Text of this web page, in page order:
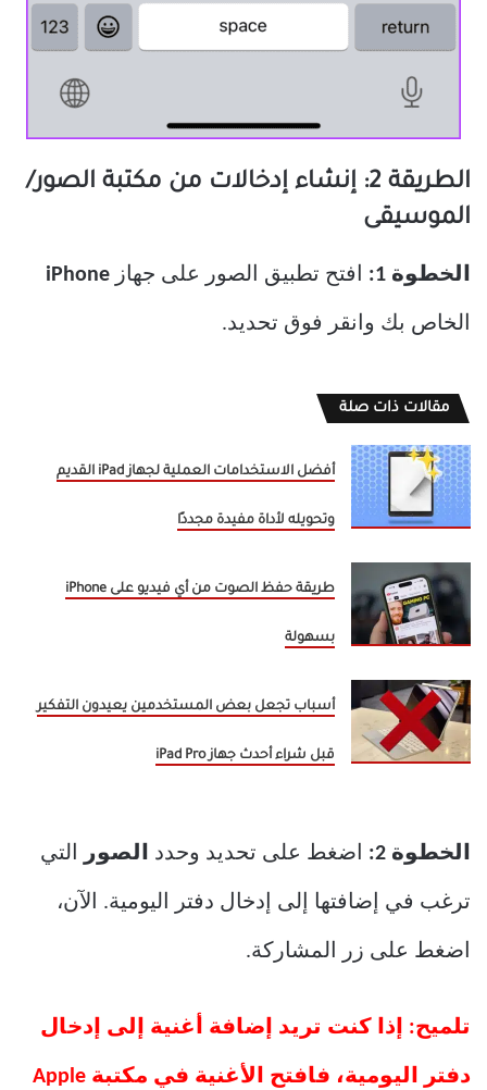
الطريقة 2: إنشاء إدخالات من مكتبة الصور/
الموسيقى
الخطوة 1: افتح تطبيق الصور على جهاز iPhone
الخاص بك وانقر فوق تحديد.
مقالات ذات صلة
أفضل الاستخدامات العملية لجهاز iPad القديم
وتحويله لأداة مفيدة مجددًا
طريقة حفظ الصوت من أي فيديو على iPhone
بسهولة
أسباب تجعل بعض المستخدمين يعيدون التفكير
قبل شراء أحدث جهاز iPad Pro
الخطوة 2: اضغط على تحديد وحدد الصور التي
ترغب في إضافتها إلى إدخال دفتر اليومية. الآن،
اضغط على زر المشاركة.
تلميح: إذا كنت تريد إضافة أغنية إلى إدخال
دفتر اليومية، فافتح الأغنية في مكتبة Apple